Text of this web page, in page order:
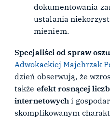
dokumentowania
ustalania
mieniem.
Specjaliści od spraw
Adwokackiej Majchrzak
dzień obserwują, że
także efekt rosnącej
internetowych i
skomplikowanym